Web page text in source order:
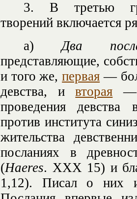
3. В третью
творений включается
а) Два
представляющие,
и того же,первая —
девства, ивторая —
проведения
против института
жительства
посланиях в
(Haeres. XXX 15) и
1,12). Писал о них и